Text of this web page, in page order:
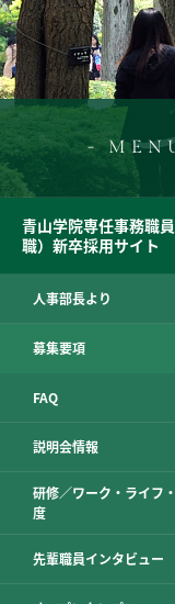
-
青山学院専任事務職
職）新卒採用サイト
人事部長より
募集要項
FAQ
説明会情報
研修／ワーク・ライフ
度
先輩職員インタビュー